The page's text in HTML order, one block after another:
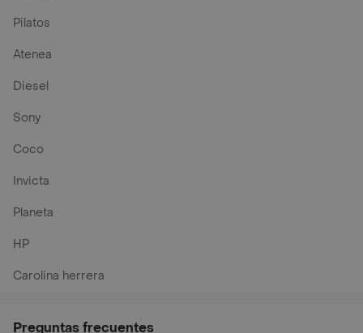
Pilatos
Atenea
Diesel
Sony
Coco
Invicta
Planeta
HP
Carolina herrera
Preguntas frecuentes